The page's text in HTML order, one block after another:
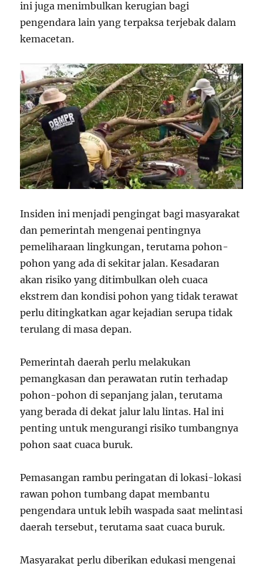
ini juga menimbulkan kerugian bagi
pengendara lain yang terpaksa terjebak dalam
kemacetan.
Insiden ini menjadi pengingat bagi masyarakat
dan pemerintah mengenai pentingnya
pemeliharaan lingkungan, terutama pohon-
pohon yang ada di sekitar jalan. Kesadaran
akan risiko yang ditimbulkan oleh cuaca
ekstrem dan kondisi pohon yang tidak terawat
perlu ditingkatkan agar kejadian serupa tidak
terulang di masa depan.
Pemerintah daerah perlu melakukan
pemangkasan dan perawatan rutin terhadap
pohon-pohon di sepanjang jalan, terutama
yang berada di dekat jalur lalu lintas. Hal ini
penting untuk mengurangi risiko tumbangnya
pohon saat cuaca buruk.
Pemasangan rambu peringatan di lokasi-lokasi
rawan pohon tumbang dapat membantu
pengendara untuk lebih waspada saat melintasi
daerah tersebut, terutama saat cuaca buruk.
Masyarakat perlu diberikan edukasi mengenai